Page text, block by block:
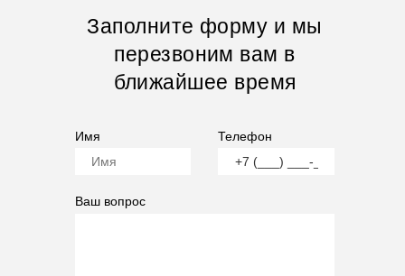
Заполните форму и мы
перезвоним вам в
ближайшее время
Имя Телефон
Ваш вопрос